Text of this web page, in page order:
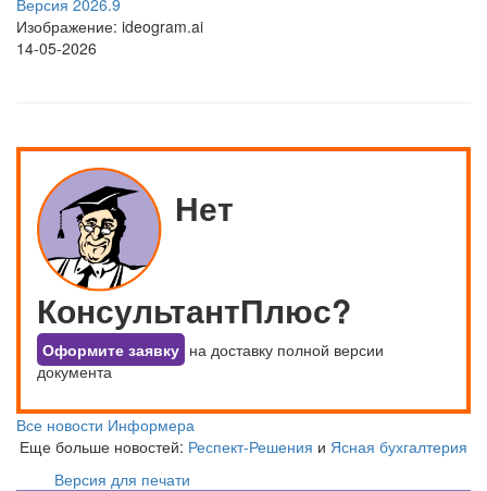
Версия 2026.9
Изображение: ideogram.ai
14-05-2026
Нет
КонсультантПлюс?
Оформите заявку на доставку полной версии
документа
Все новости Информера
Еще больше новостей: Респект-Решения и Ясная бухгалтерия
Версия для печати